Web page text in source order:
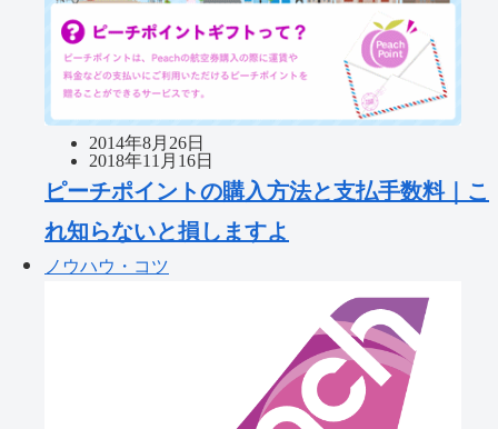
2014年8月26日
2018年11月16日
ピーチポイントの購入方法と支払手数料｜こ
れ知らないと損しますよ
ノウハウ・コツ